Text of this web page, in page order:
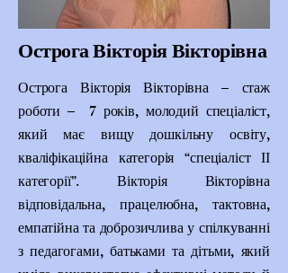
Острога Вікторія Вікторівна
Острога Вікторія Вікторівна – стаж
роботи – 7 років, молодий спеціаліст,
який має вищу дошкільну освіту,
кваліфікаційна категорія “спеціаліст ІІ
категорії”. Вікторія Вікторівна
відповідальна, працелюбна, тактовна,
емпатійна та доброзичлива у спілкуванні
з педагогами, батьками та дітьми, який